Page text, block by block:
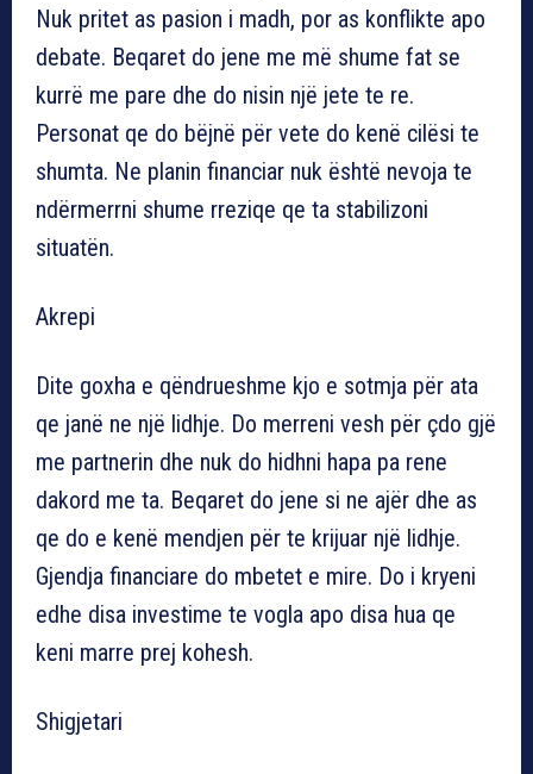
Nuk pritet as pasion i madh, por as konflikte apo
debate. Beqaret do jene me më shume fat se
kurrë me pare dhe do nisin një jete te re.
Personat qe do bëjnë për vete do kenë cilësi te
shumta. Ne planin financiar nuk është nevoja te
ndërmerrni shume rreziqe qe ta stabilizoni
situatën.
Akrepi
Dite goxha e qëndrueshme kjo e sotmja për ata
qe janë ne një lidhje. Do merreni vesh për çdo gjë
me partnerin dhe nuk do hidhni hapa pa rene
dakord me ta. Beqaret do jene si ne ajër dhe as
qe do e kenë mendjen për te krijuar një lidhje.
Gjendja financiare do mbetet e mire. Do i kryeni
edhe disa investime te vogla apo disa hua qe
keni marre prej kohesh.
Shigjetari